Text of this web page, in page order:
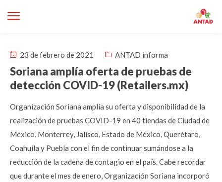
23 de febrero de 2021 ANTAD informa
Soriana amplía oferta de pruebas de
detección COVID-19 (Retailers.mx)
Organización Soriana amplía su oferta y disponibilidad de la
realización de pruebas COVID-19 en 40 tiendas de Ciudad de
México, Monterrey, Jalisco, Estado de México, Querétaro,
Coahuila y Puebla con el fin de continuar sumándose a la
reducción de la cadena de contagio en el país. Cabe recordar
que durante el mes de enero, Organización Soriana incorporó